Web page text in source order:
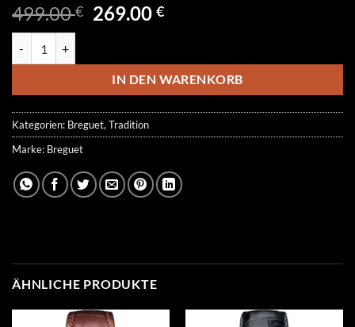
499.00€ Ursprünglicher
499.00 €
269.00€Aktueller
269.00 €.
IN DEN WARENKORB
Kategorien: Breguet, Tradition
Marke: Breguet
ÄHNLICHE PRODUKTE